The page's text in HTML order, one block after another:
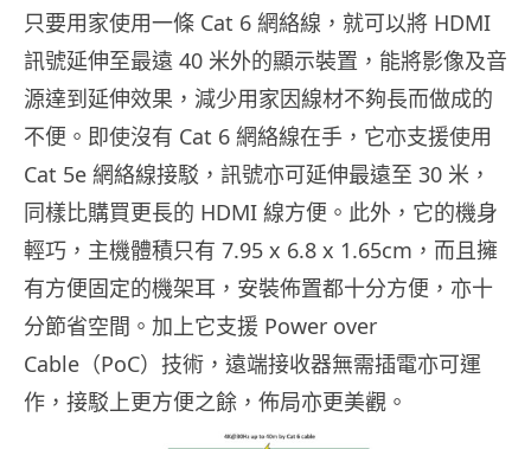
只要用家使用一條 Cat 6 網絡線，就可以將 HDMI
訊號延伸至最遠 40 米外的顯示裝置，能將影像及音
源達到延伸效果，減少用家因線材不夠長而做成的
不便。即使沒有 Cat 6 網絡線在手，它亦支援使用
Cat 5e 網絡線接駁，訊號亦可延伸最遠至 30 米，
同樣比購買更長的 HDMI 線方便。此外，它的機身
輕巧，主機體積只有 7.95 x 6.8 x 1.65cm，而且擁
有方便固定的機架耳，安裝佈置都十分方便，亦十
分節省空間。加上它支援 Power over
Cable（PoC）技術，遠端接收器無需插電亦可運
作，接駁上更方便之餘，佈局亦更美觀。